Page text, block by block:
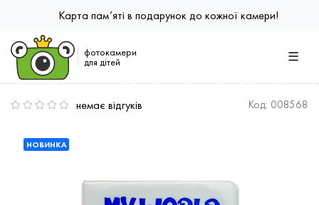
Карта пам’яті в подарунок до кожної камери!
фотокамери
для дітей
немає відгуків Код: 008568
НОВИНКА